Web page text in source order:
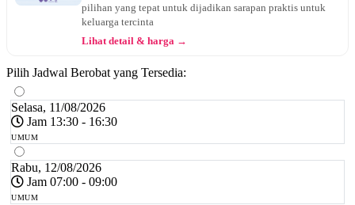
pilihan yang tepat untuk dijadikan sarapan praktis untuk
keluarga tercinta
Lihat detail & harga →
Pilih Jadwal Berobat yang Tersedia:
Selasa, 11/08/2026
Jam 13:30 - 16:30
UMUM
Rabu, 12/08/2026
Jam 07:00 - 09:00
UMUM